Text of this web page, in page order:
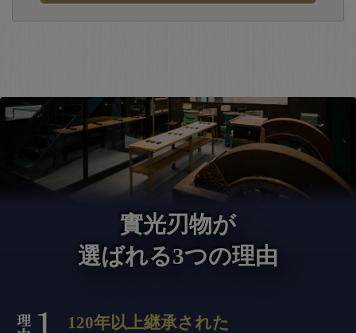
實光刃物が
選ばれる3つの理由
120年以上継承された